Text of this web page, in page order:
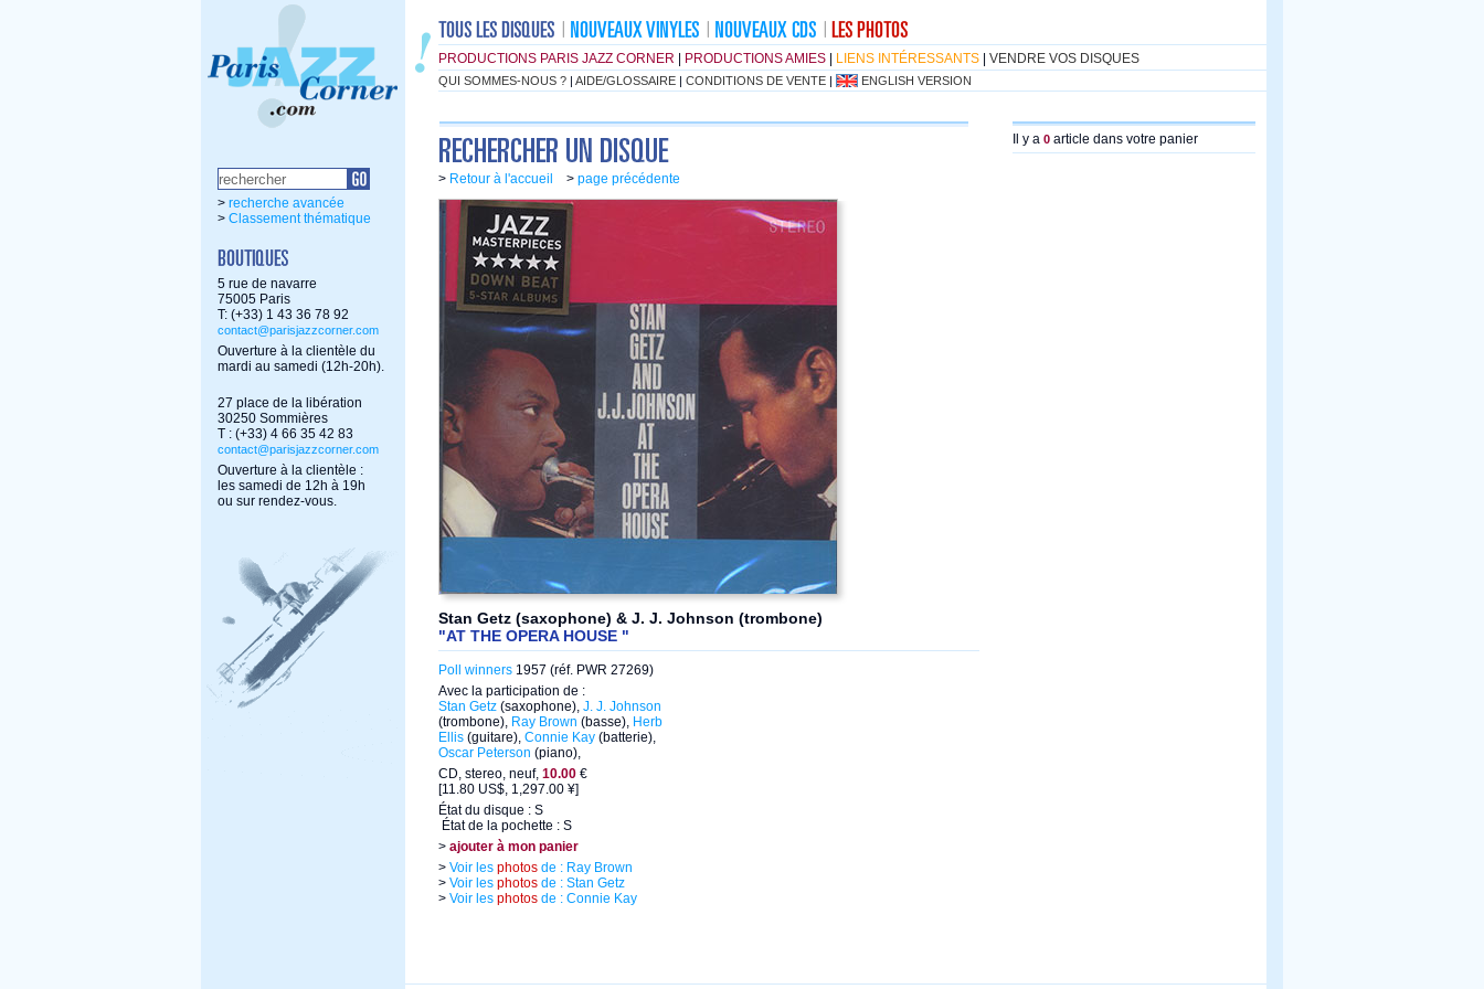
PRODUCTIONS PARIS JAZZ CORNER PRODUCTIONS AMIES LIENS INTÉRESSANTS VENDRE VOS DISQUES
QUI SOMMES-NOUS ? | AIDE/GLOSSAIRE | CONDITIONS DE VENTE | ENGLISH VERSION
> recherche avancée
> Classement thématique
5 rue de navarre
75005 Paris
T: (+33) 1 43 36 78 92
contact@parisjazzcorner.com
Ouverture à la clientèle du
mardi au samedi (12h-20h).
27 place de la libération
30250 Sommières
T : (+33) 4 66 35 42 83
contact@parisjazzcorner.com
Ouverture à la clientèle :
les samedi de 12h à 19h
ou sur rendez-vous.
> Retour à l'accueil > page précédente
Stan Getz (saxophone) & J. J. Johnson (trombone)
"AT THE OPERA HOUSE "
Poll winners 1957 (réf. PWR 27269)
Avec la participation de :
Stan Getz (saxophone), J. J. Johnson
(trombone), Ray Brown (basse), Herb
Ellis (guitare), Connie Kay (batterie),
Oscar Peterson (piano),
CD, stereo, neuf, 10.00 €
[11.80 US$, 1,297.00 ¥]
État du disque : S
État de la pochette : S
> ajouter à mon panier
> Voir les photos de : Ray Brown
> Voir les photos de : Stan Getz
> Voir les photos de : Connie Kay
Il y a 0 article dans votre panier